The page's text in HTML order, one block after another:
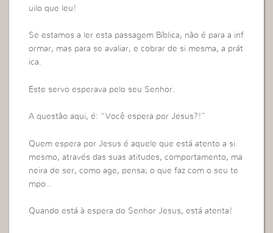
uilo que leu!
Se estamos a ler esta passagem Bíblica, não é para a inf
ormar, mas para se avaliar, e cobrar de si mesma, a prát
ica.
Este servo esperava pelo seu Senhor.
A questão aqui, é: “Você espera por Jesus?!”
Quem espera por Jesus é aquele que está atento a si
mesmo, através das suas atitudes, comportamento, ma
neira de ser, como age, pensa; o que faz com o seu te
mpo…
Quando está à espera do Senhor Jesus, está atenta!